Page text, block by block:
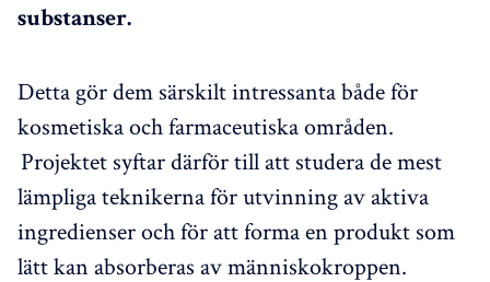
substanser.
Detta gör dem särskilt intressanta både för
kosmetiska och farmaceutiska områden.
Projektet syftar därför till att studera de mest
lämpliga teknikerna för utvinning av aktiva
ingredienser och för att forma en produkt som
lätt kan absorberas av människokroppen.